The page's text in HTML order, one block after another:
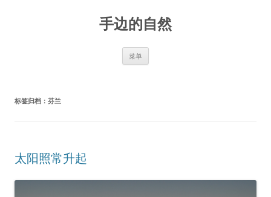
手边的自然
菜单
标签归档： 芬兰
太阳照常升起